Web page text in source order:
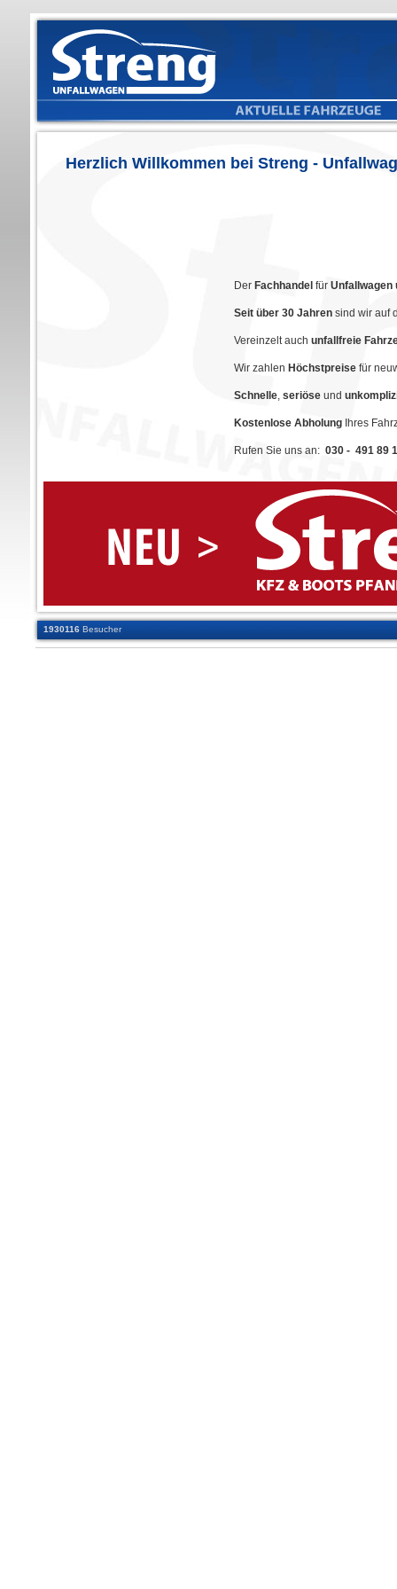
Herzlich Willkommen bei Streng -
Der Fachhandel für Unfallwagen
Seit über 30 Jahren sind wir auf
Vereinzelt auch unfallfreie
Wir zahlen Höchstpreise für
Schnelle, seriöse und
Kostenlose Abholung Ihres
Rufen Sie uns an: 030 - 491 89
1930116 Besucher